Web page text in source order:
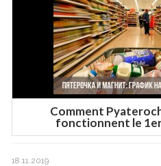
Comment
fonctionnent le
18.11.2019